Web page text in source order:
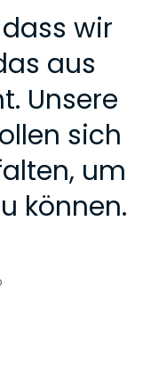
wir
aus
Unsere
sich
um
können.